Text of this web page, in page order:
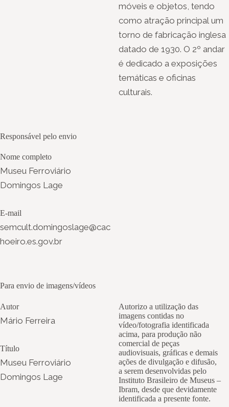
móveis e objetos, tendo
como atração principal um
torno de fabricação inglesa
datado de 1930. O 2º andar
é dedicado a exposições
temáticas e oficinas
culturais.
Responsável pelo envio
Nome completo
Museu Ferroviário
Domingos Lage
E-mail
semcult.domingoslage@cac
hoeiro.es.gov.br
Para envio de imagens/vídeos
Autor
Mário Ferreira
Título
Museu Ferroviário
Domingos Lage
Autorizo a utilização das
imagens contidas no
vídeo/fotografia identificada
acima, para produção não
comercial de peças
audiovisuais, gráficas e demais
ações de divulgação e difusão,
a serem desenvolvidas pelo
Instituto Brasileiro de Museus –
Ibram, desde que devidamente
identificada a presente fonte.